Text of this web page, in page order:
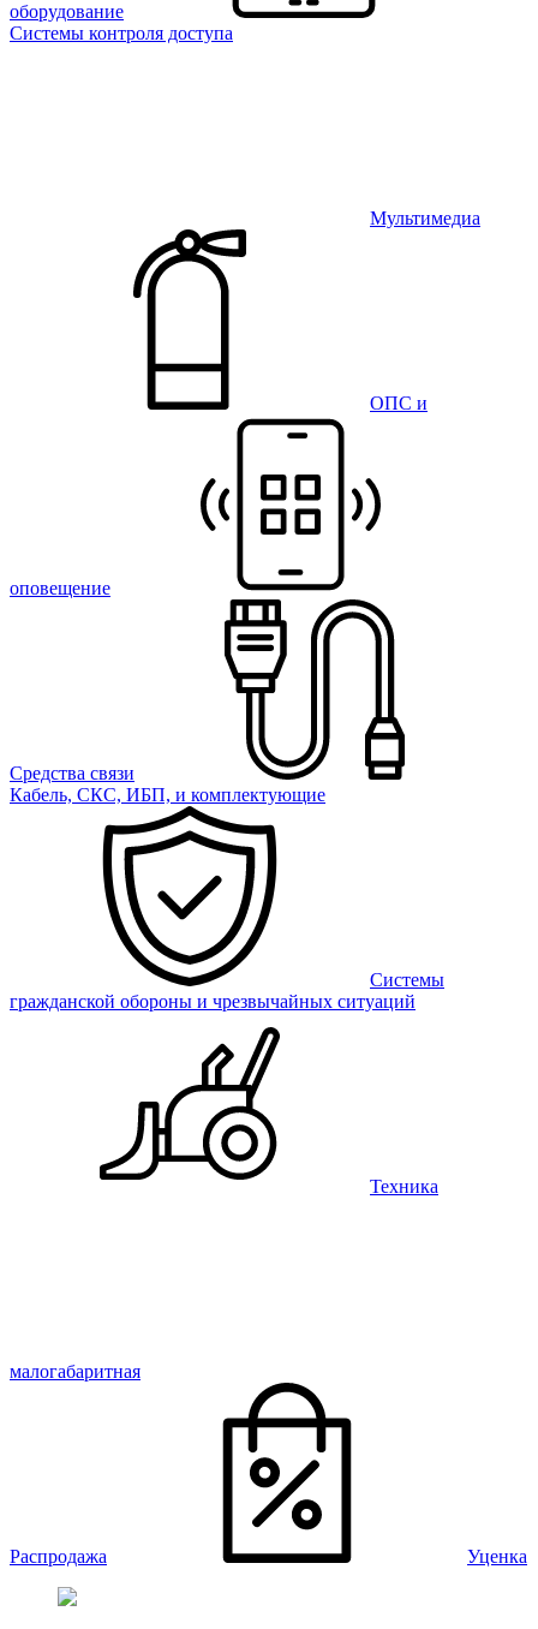
оборудование
Системы контроля доступа
Мультимедиа
ОПС и
оповещение
Средства связи
Кабель, СКС, ИБП, и комплектующие
Системы
гражданской обороны и чрезвычайных ситуаций
Техника
малогабаритная
Распродажа Уценка